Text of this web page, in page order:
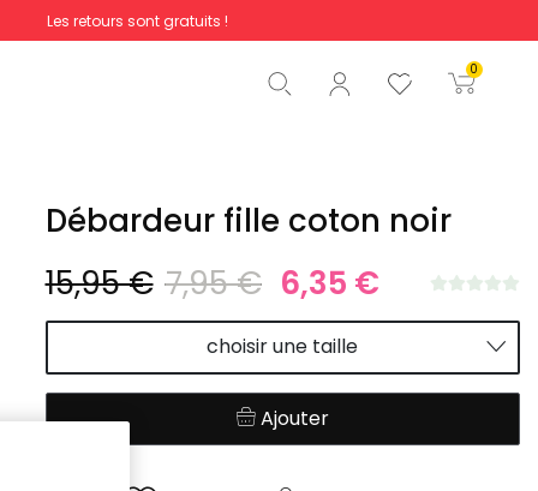
Les retours sont gratuits !
0
Total 0,00 €
Commencer la commande
Débardeur fille coton noir
15,95 € 7,95 € 6,35 €
choisir une taille
Ajouter